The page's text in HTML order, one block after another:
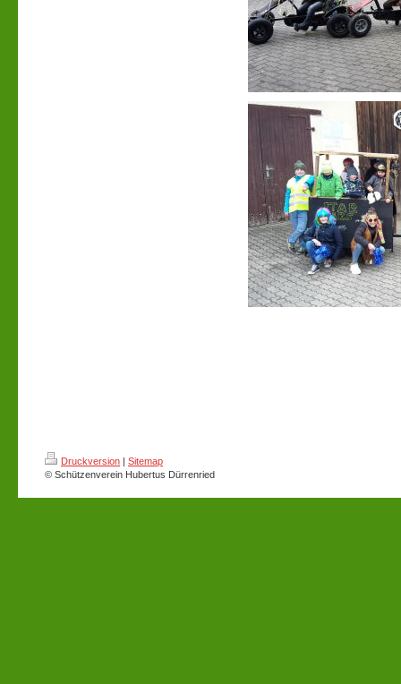
Druckversion | Sitemap
© Schützenverein Hubertus Dürrenried